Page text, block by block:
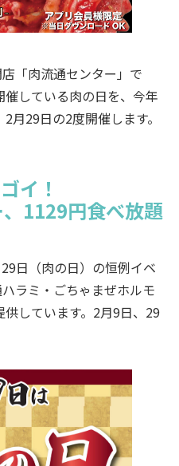
「肉流通センター」で
している肉の日を、今年
月29日の2度開催します。
イ！
1129円食べ放題
日（肉の日）の恒例イベ
ラミ・ごちゃまぜホルモ
しています。2月9日、29